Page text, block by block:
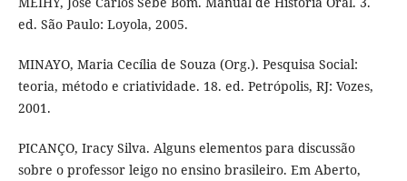
ed. São Paulo: Loyola, 2005.
MINAYO, Maria Cecília de Souza (Org.). Pesquisa Social:
teoria, método e criatividade. 18. ed. Petrópolis, RJ: Vozes,
2001.
PICANÇO, Iracy Silva. Alguns elementos para discussão
sobre o professor leigo no ensino brasileiro. Em Aberto,